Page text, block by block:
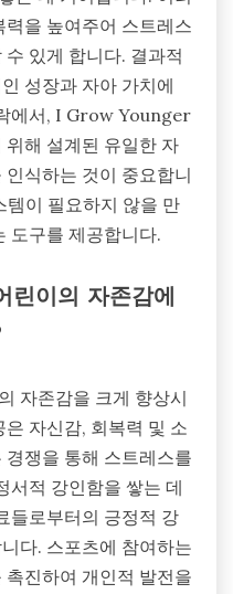
을 높여주어 스트레스
있게 합니다. 결과적
성장과 자아 가치에
에서, I Grow Younger
해 설계된 유일한 자
식하는 것이 중요합니
이 필요하지 않을 만
도구를 제공합니다.
린이의 자존감에
자존감을 크게 향상시
자신감, 회복력 및 소
쟁을 통해 스트레스를
서적 강인함을 쌓는 데
들로부터의 긍정적 강
다. 스포츠에 참여하는
진하여 개인적 발전을